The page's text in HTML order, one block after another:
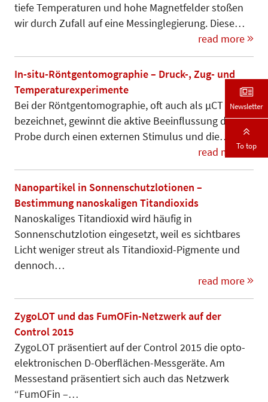
tiefe Temperaturen und hohe Magnetfelder stoßen
wir durch Zufall auf eine Messinglegierung. Diese…
read more
In-situ-Röntgentomographie – Druck-, Zug- und
Temperaturexperimente
Bei der Röntgentomographie, oft auch als µCT
bezeichnet, gewinnt die aktive Beeinflussung der
Probe durch einen externen Stimulus und die…
read more
Nanopartikel in Sonnenschutzlotionen –
Bestimmung nanoskaligen Titandioxids
Nanoskaliges Titandioxid wird häufig in
Sonnenschutzlotion eingesetzt, weil es sichtbares
Licht weniger streut als Titandioxid-Pigmente und
dennoch…
read more
ZygoLOT und das FumOFin-Netzwerk auf der
Control 2015
ZygoLOT präsentiert auf der Control 2015 die opto-
elektronischen D-Oberflächen-Messgeräte. Am
Messestand präsentiert sich auch das Netzwerk
“FumOFin –…
Newsletter
To top